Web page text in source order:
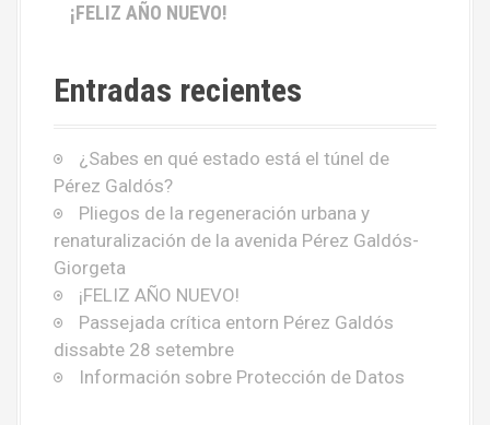
¡FELIZ AÑO NUEVO!
Entradas recientes
¿Sabes en qué estado está el túnel de
Pérez Galdós?
Pliegos de la regeneración urbana y
renaturalización de la avenida Pérez Galdós-
Giorgeta
¡FELIZ AÑO NUEVO!
Passejada crítica entorn Pérez Galdós
dissabte 28 setembre
Información sobre Protección de Datos